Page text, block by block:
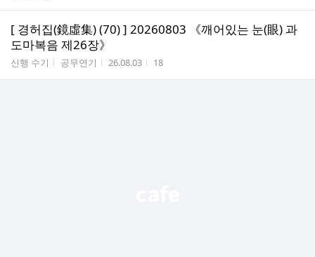
[ 경허집(鏡虛集) (70) ] 20260803 《깨어있는 눈(眼) 과
도마복음 제26장》
게시판명
신행 수기 작성자
공무연기 작성시간
26.08.03 조회수
18